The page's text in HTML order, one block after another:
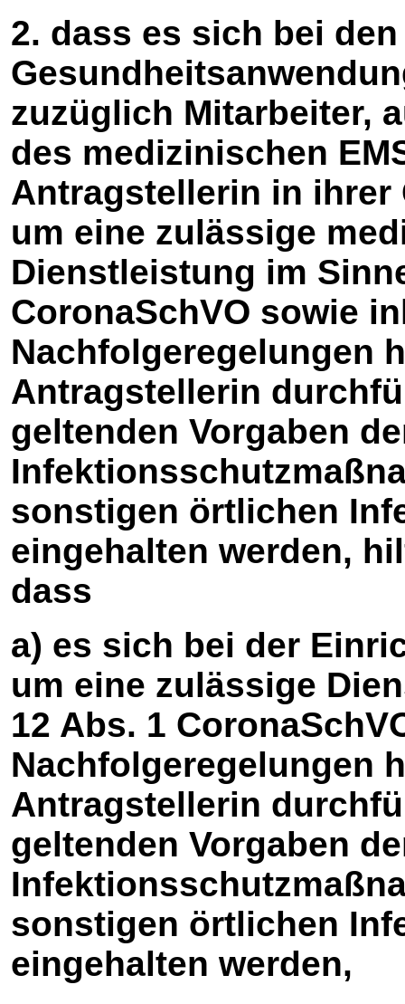
2. dass es sich bei den
zuzüglich Mitarbeiter,
des medizinischen
Antragstellerin in
um eine zulässige
Dienstleistung im
CoronaSchVO sowie
Nachfolgeregelungen
Antragstellerin
geltenden Vorgaben
sonstigen örtlichen
eingehalten werden,
dass
a) es sich bei der
um eine zulässige
12 Abs. 1
Nachfolgeregelungen
Antragstellerin
geltenden Vorgaben
sonstigen örtlichen
eingehalten werden,